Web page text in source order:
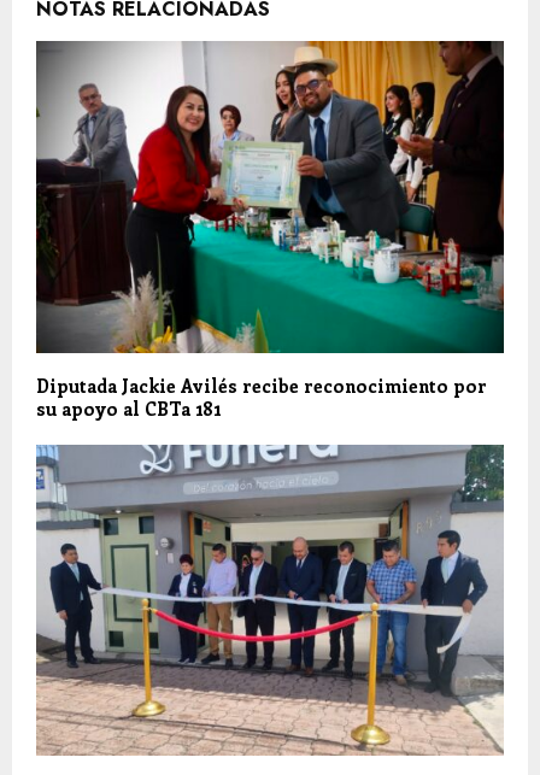
NOTAS RELACIONADAS
Diputada Jackie Avilés recibe reconocimiento por
su apoyo al CBTa 181